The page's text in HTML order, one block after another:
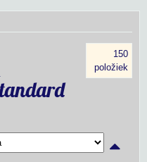
150
položiek